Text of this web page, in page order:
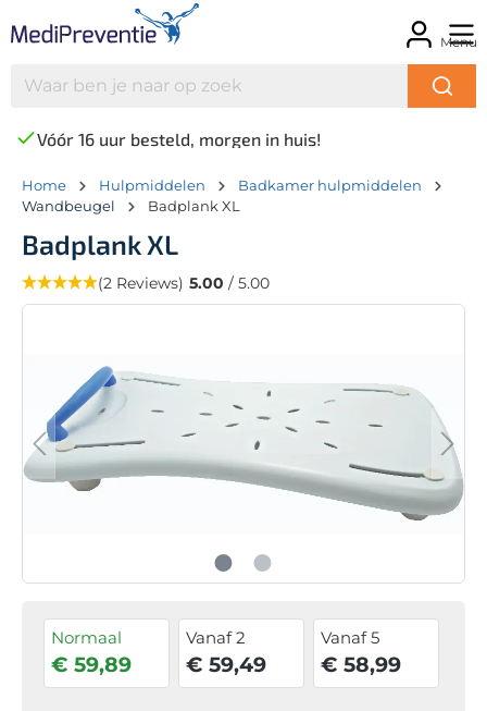
Menu
Vóór 16 uur besteld, morgen in huis!
Home Hulpmiddelen
Badkamer hulpmiddelen
Wandbeugel
Badplank XL
Badplank XL
(2 Reviews) 5.00 / 5.00
Normaal
€ 59,89
Vanaf 2
€ 59,49
Vanaf 5
€ 58,99